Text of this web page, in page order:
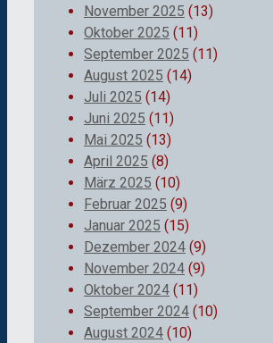
November 2025 (13)
Oktober 2025 (11)
September 2025 (11)
August 2025 (14)
Juli 2025 (14)
Juni 2025 (11)
Mai 2025 (13)
April 2025 (8)
März 2025 (10)
Februar 2025 (9)
Januar 2025 (15)
Dezember 2024 (9)
November 2024 (9)
Oktober 2024 (11)
September 2024 (10)
August 2024 (10)